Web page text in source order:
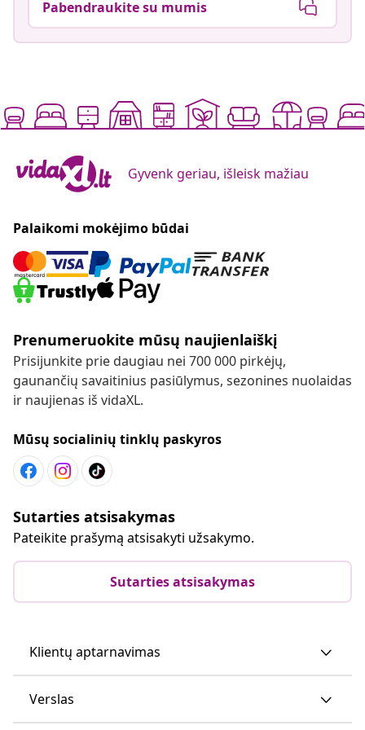
Pabendraukite su mumis
Gyvenk geriau, išleisk mažiau
Palaikomi mokėjimo būdai
Prenumeruokite mūsų naujienlaiškį
Prisijunkite prie daugiau nei 700 000 pirkėjų,
gaunančių savaitinius pasiūlymus, sezonines nuolaidas
ir naujienas iš vidaXL.
Mūsų socialinių tinklų paskyros
Sutarties atsisakymas
Pateikite prašymą atsisakyti užsakymo.
Sutarties atsisakymas
Klientų aptarnavimas
Verslas